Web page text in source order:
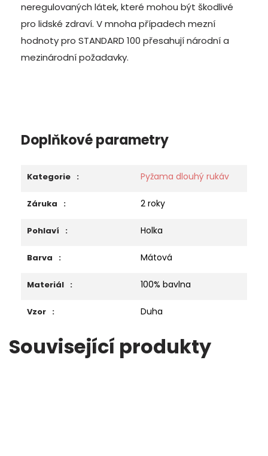
neregulovaných látek, které mohou být škodlivé
pro lidské zdraví. V mnoha případech mezní
hodnoty pro STANDARD 100 přesahují národní a
mezinárodní požadavky.
Doplňkové parametry
Kategorie : Pyžama dlouhý rukáv
Záruka : 2 roky
Pohlaví : Holka
Barva : Mátová
Materiál : 100% bavlna
Vzor : Duha
Související produkty